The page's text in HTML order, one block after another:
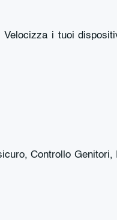
i tuoi
Controllo Genitori,